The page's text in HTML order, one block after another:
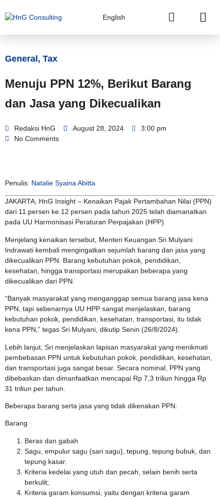
English
General , Tax
Menuju PPN 12%, Berikut Barang
dan Jasa yang Dikecualikan
Redaksi HnG August 28, 2024
3:00 pm
No Comments
Penulis: Natalie Syaina Abitta
JAKARTA, HnG Insight – Kenaikan Pajak Pertambahan Nilai (PPN)
dari 11 persen ke 12 persen pada tahun 2025 telah diamanatkan
pada UU Harmonisasi Peraturan Perpajakan (HPP).
Menjelang kenaikan tersebut, Menteri Keuangan Sri Mulyani
Indrawati kembali mengingatkan sejumlah barang dan jasa yang
dikecualikan PPN. Barang kebutuhan pokok, pendidikan,
kesehatan, hingga transportasi merupakan beberapa yang
dikecualikan dari PPN.
“Banyak masyarakat yang menganggap semua barang jasa kena
PPN, tapi sebenarnya UU HPP sangat menjelaskan, barang
kebutuhan pokok, pendidikan, kesehatan, transportasi, itu tidak
kena PPN,” tegas Sri Mulyani, dikutip Senin (26/8/2024).
Lebih lanjut, Sri menjelaskan lapisan masyarakat yang menikmati
pembebasan PPN untuk kebutuhan pokok, pendidikan, kesehatan,
dan transportasi juga sangat besar. Secara nominal, PPN yang
dibebaskan dan dimanfaatkan mencapai Rp 7,3 triliun hingga Rp
31 triliun per tahun.
Beberapa barang serta jasa yang tidak dikenakan PPN:
Barang
Beras dan gabah
Sagu, empulur sagu (sari sagu), tepung, tepung bubuk, dan
tepung kasar.
Kriteria kedelai yang utuh dan pecah, selain benih serta
berkulit;
Kriteria garam konsumsi, yaitu dengan kriteria garam